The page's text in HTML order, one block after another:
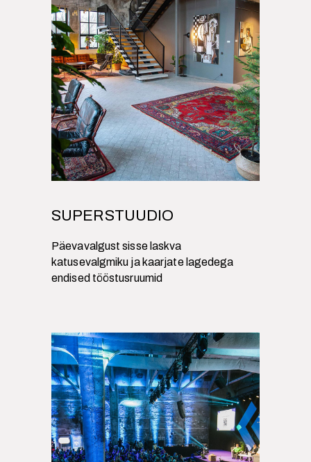
SUPERSTUUDIO
Päevavalgust sisse laskva
katusevalgmiku ja kaarjate lagedega
endised tööstusruumid